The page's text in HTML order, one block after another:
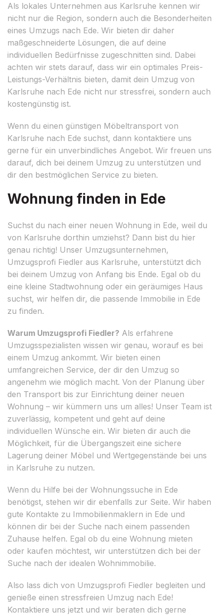
Als lokales Unternehmen aus Karlsruhe kennen wir
nicht nur die Region, sondern auch die Besonderheiten
eines Umzugs nach Ede. Wir bieten dir daher
maßgeschneiderte Lösungen, die auf deine
individuellen Bedürfnisse zugeschnitten sind. Dabei
achten wir stets darauf, dass wir ein optimales Preis-
Leistungs-Verhältnis bieten, damit dein Umzug von
Karlsruhe nach Ede nicht nur stressfrei, sondern auch
kostengünstig ist.
Wenn du einen günstigen Möbeltransport von
Karlsruhe nach Ede suchst, dann kontaktiere uns
gerne für ein unverbindliches Angebot. Wir freuen uns
darauf, dich bei deinem Umzug zu unterstützen und
dir den bestmöglichen Service zu bieten.
Wohnung finden in Ede
Suchst du nach einer neuen Wohnung in Ede, weil du
von Karlsruhe dorthin umziehst? Dann bist du hier
genau richtig! Unser Umzugsunternehmen,
Umzugsprofi Fiedler aus Karlsruhe, unterstützt dich
bei deinem Umzug von Anfang bis Ende. Egal ob du
eine kleine Stadtwohnung oder ein geräumiges Haus
suchst, wir helfen dir, die passende Immobilie in Ede
zu finden.
Warum Umzugsprofi Fiedler? Als erfahrene
Umzugsspezialisten wissen wir genau, worauf es bei
einem Umzug ankommt. Wir bieten einen
umfangreichen Service, der dir den Umzug so
angenehm wie möglich macht. Von der Planung über
den Transport bis zur Einrichtung deiner neuen
Wohnung – wir kümmern uns um alles! Unser Team ist
zuverlässig, kompetent und geht auf deine
individuellen Wünsche ein. Wir bieten dir auch die
Möglichkeit, für die Übergangszeit eine sichere
Lagerung deiner Möbel und Wertgegenstände bei uns
in Karlsruhe zu nutzen.
Wenn du Hilfe bei der Wohnungssuche in Ede
benötigst, stehen wir dir ebenfalls zur Seite. Wir haben
gute Kontakte zu Immobilienmaklern in Ede und
können dir bei der Suche nach einem passenden
Zuhause helfen. Egal ob du eine Wohnung mieten
oder kaufen möchtest, wir unterstützen dich bei der
Suche nach der idealen Wohnimmobilie.
Also lass dich von Umzugsprofi Fiedler begleiten und
genieße einen stressfreien Umzug nach Ede!
Kontaktiere uns jetzt und wir beraten dich gerne